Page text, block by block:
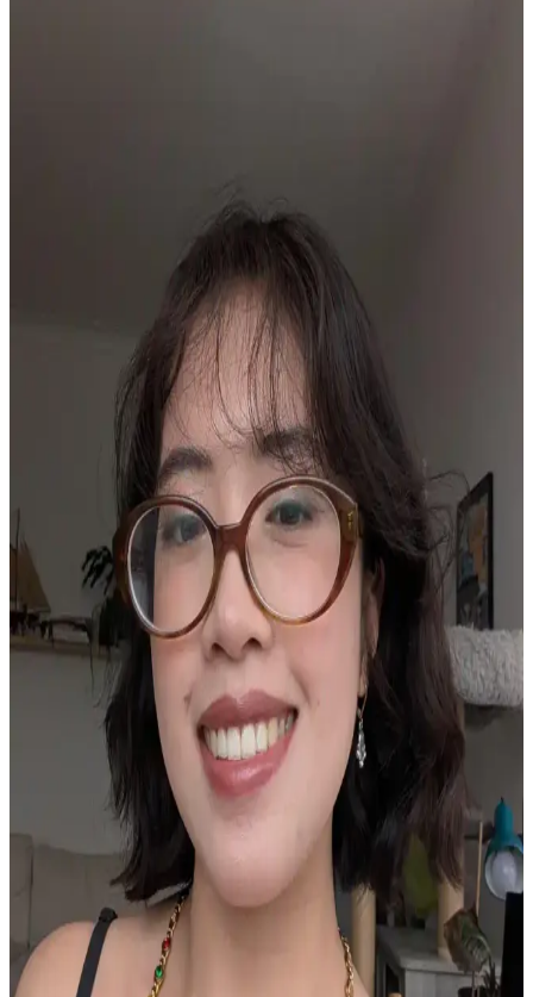
Yöntemleri: hEDS ve Cilt Bariyeri
Kuru cilt ve hEDS gibi durumlarda makyajın topaklanması ve
çizgilenmesi sorunları, doğru ürün seçimi ve cilt bakım teknikleriyle
önlenebilir. Nemlendirme ve uygun uygulama önemlidir.
Asya Güzellik Ürünleriyle Fondöten Altı Hazırlık ve
Pürüzsüz Makyaj Teknikleri
Asya güzellik ürünleriyle fondöten altına uygun güneş koruyucu,
nemlendirici ve primer seçimi makyajın pürüzsüz ve kalıcı olmasını
sağlar. Doğru uygulama ve cilt bakımı önemlidir.
Estée Lauder Double Wear Fondötenin Yeni
Formülasyonu ve Kullanıcı Tepkileri Üzerine Analiz
Estée Lauder Double Wear fondötenin yeni formülasyonu, kalıcılık
ve kapatıcılıkta gerileme yaşatırken, kullanıcılar eski formülasyonu
tercih ediyor ve alternatif ürünlere yöneliyor.
K-Beauty ve Asya Menşeli Krem Allıkların
Özellikleri ve Öne Çıkan Markalar
K-Beauty ve Asya menşeli krem allıklar, fondötenle uyumlu
yapıları, gün boyu kalıcılıkları ve ciltte bulanıklaştırıcı etkileriyle
doğal makyaj sunar. Lilybyred, Canmake gibi markalar farklı cilt
tiplerine uygun seçenekler sağlar.
Makyajın Pul Pul Dökülmesini Önlemenin Etkili
Yöntemleri ve Cilt Bakımı İpuçları
Makyajın pul pul dökülmesini önlemek için cilt bakımına önem
vermek, doğru ürün seçimi ve ince katmanlarla uygulama yapmak
gereklidir. Nemlendirme ve eksfoliasyon makyajın kalıcılığını artırır.